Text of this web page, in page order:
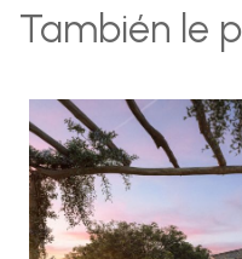
También le